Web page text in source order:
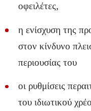
οφειλέτες,
η ενίσχυση της
στον κίνδυνο
περιουσίας του
οι ρυθμίσεις
του ιδιωτικού